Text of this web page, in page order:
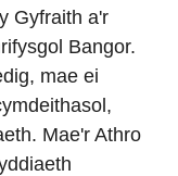
Gyfraith a'r
Bangor.
mae ei
Mae'r Athro